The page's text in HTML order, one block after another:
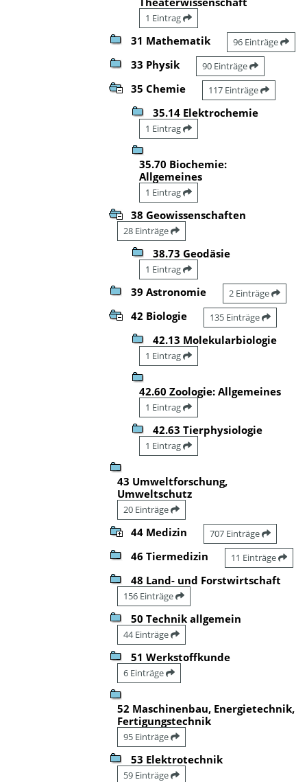
1 Eintrag
31 Mathematik 96 Einträge
33 Physik 90 Einträge
35 Chemie 117 Einträge
35.14 Elektrochemie
1 Eintrag
35.70 Biochemie:
Allgemeines
1 Eintrag
38 Geowissenschaften
28 Einträge
38.73 Geodäsie
1 Eintrag
39 Astronomie 2 Einträge
42 Biologie 135 Einträge
42.13 Molekularbiologie
1 Eintrag
42.60 Zoologie: Allgemeines
1 Eintrag
42.63 Tierphysiologie
1 Eintrag
43 Umweltforschung,
Umweltschutz
20 Einträge
44 Medizin 707 Einträge
46 Tiermedizin 11 Einträge
48 Land- und Forstwirtschaft
156 Einträge
50 Technik allgemein
44 Einträge
51 Werkstoffkunde
6 Einträge
52 Maschinenbau, Energietechnik,
Fertigungstechnik
95 Einträge
53 Elektrotechnik
59 Einträge